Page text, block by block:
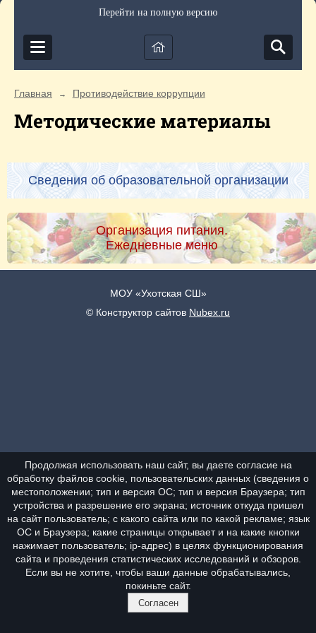
Перейти на полную версию
Главная → Противодействие коррупции
Методические материалы
Сведения об образовательной организации
Организация питания.
Ежедневные меню
МОУ «Ухотская СШ»
© Конструктор сайтов Nubex.ru
Продолжая использовать наш сайт, вы даете согласие на
обработку файлов cookie, пользовательских данных (сведения о
местоположении; тип и версия ОС; тип и версия Браузера; тип
устройства и разрешение его экрана; источник откуда пришел
на сайт пользователь; с какого сайта или по какой рекламе; язык
ОС и Браузера; какие страницы открывает и на какие кнопки
нажимает пользователь; ip-адрес) в целях функционирования
сайта и проведения статистических исследований и обзоров.
Если вы не хотите, чтобы ваши данные обрабатывались,
покиньте сайт.
Согласен